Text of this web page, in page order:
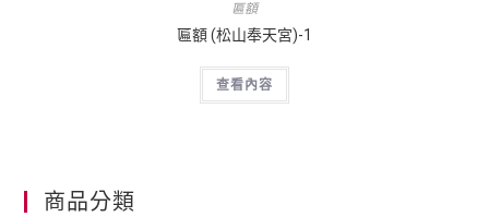
匾額
匾額 (松山奉天宮)-1
查看內容
商品分類